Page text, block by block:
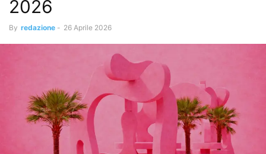
2026
By redazione - 26 Aprile 2026